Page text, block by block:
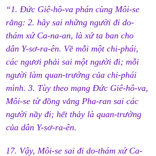
“1. Đức Giê-hô-va phán cùng Môi-se
rằng: 2. hãy sai những người đi do-
thám xứ Ca-na-an, là xứ ta ban cho
dân Y-sơ-ra-ên. Về mỗi một chi-phái,
các ngươi phải sai một người đi; mỗi
người làm quan-trưởng của chi-phái
mình. 3. Tùy theo mạng Đức Giê-hô-va,
Môi-se từ đồng vắng Pha-ran sai các
người nầy đi; hết thảy là quan-trưởng
của dân Y-sơ-ra-ên.
17. Vậy, Môi-se sai đi do-thám xứ Ca-